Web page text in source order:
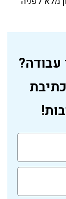
עבודה?